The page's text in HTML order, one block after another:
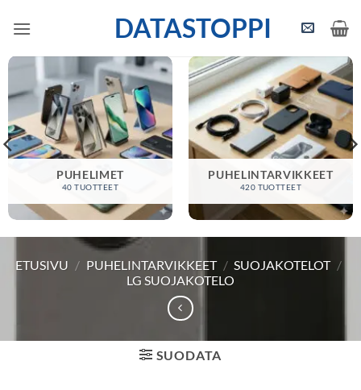
DATASTOPPI
PUHELIMET
40 TUOTTEET
PUHELINTARVIKKEET
420 TUOTTEET
ETUSIVU / PUHELINTARVIKKEET / SUOJAKOTELOT /
LG SUOJAKOTELO
SUODATA